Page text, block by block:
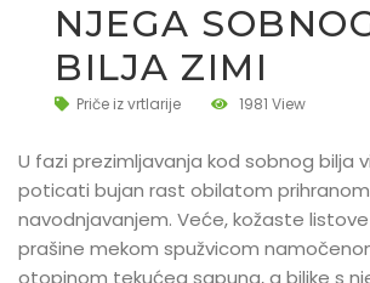
NJEGA
BILJA ZIMI
Priče iz vrtlarije 1981 View
U fazi prezimljavanja kod sobnog bilja
poticati bujan rast obilatom
navodnjavanjem. Veće, kožaste
prašine mekom spužvicom
otopinom tekućeg sapuna, a biljke s